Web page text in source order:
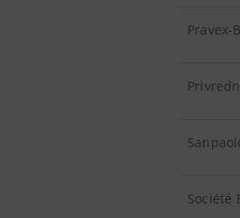
Pravex-
Société